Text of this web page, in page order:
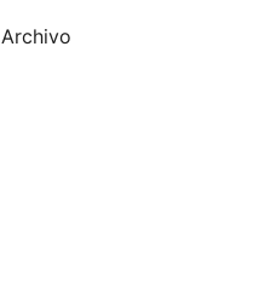
Archivo